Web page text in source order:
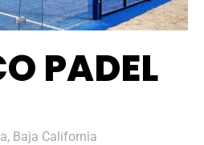
PADEL
Baja California